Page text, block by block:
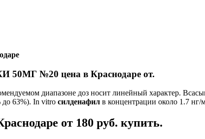
№20 цена в Краснодаре от.
диапазоне доз носит линейный характер.
до 63%). In vitro силденафил в концентрации около 1.7
от 180 руб. купить.